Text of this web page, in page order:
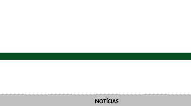
NOTÍCIAS